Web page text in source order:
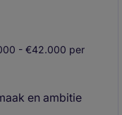
- €42.000 per
en ambitie